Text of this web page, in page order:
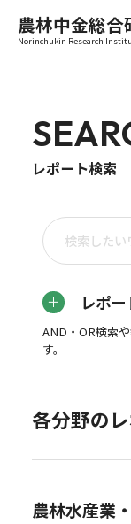
農林中金総合
Norinchukin Research
レポート検索
レポ
AND・OR検索
す。
各分野の
農林水産業